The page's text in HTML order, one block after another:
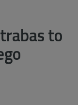
to